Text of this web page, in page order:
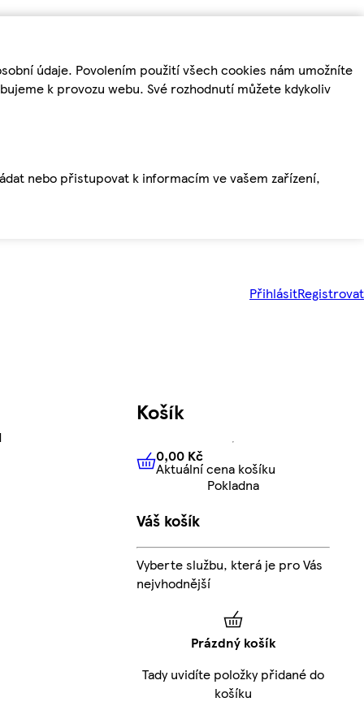
údaje. Povolením použití všech cookies nám umožníte
k provozu webu. Své rozhodnutí můžete kdykoliv
nebo přistupovat k informacím ve vašem zařízení,
PřihlásitRegistrovat
Košík
0,00 KčAktuální cena košíku
0,00 Kč
Aktuální cena košíku
Pokladna
Váš košík
Vyberte službu, která je pro Vás
nejvhodnější
Prázdný košík
Tady uvidíte položky přidané do
košíku